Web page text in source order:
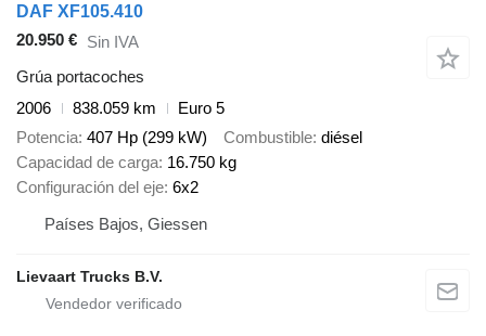
DAF XF105.410
20.950 € Sin IVA
Grúa portacoches
2006
838.059 km
Euro 5
Potencia 407 Hp (299 kW) Combustible diésel
Capacidad de carga 16.750 kg
Configuración del eje 6x2
Países Bajos, Giessen
Lievaart Trucks B.V.